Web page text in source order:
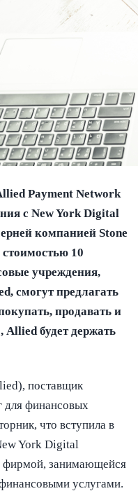
Payment Network
с New York Digital
компанией Stone
10
учреждения,
смогут предлагать
продавать и
будет держать
поставщик
для финансовых
что вступила в
York Digital
занимающейся
услугами.